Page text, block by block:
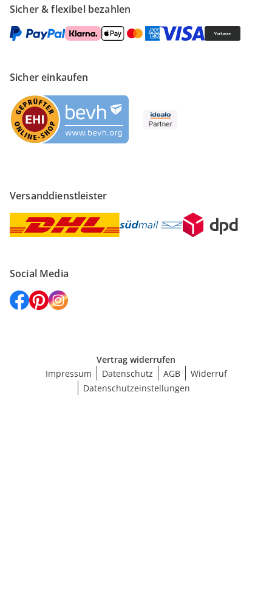
Sicher & flexibel bezahlen
Sicher einkaufen
Versanddienstleister
Social Media
Vertrag widerrufen
Impressum
Datenschutz AGB
Widerruf
Datenschutzeinstellungen